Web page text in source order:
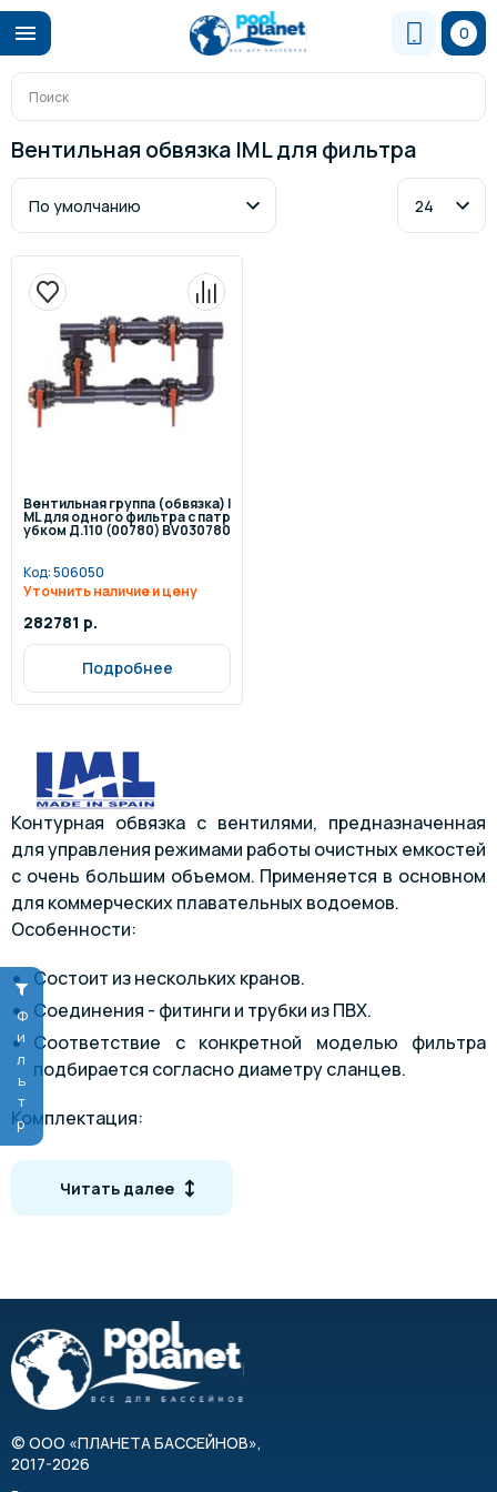
0
Фильтр
Вентильная обвязка IML для фильтра
Вентильная группа (обвязка) I
ML для одного фильтра с патр
убком Д.110 (00780) BV030780
Код:506050
Уточнить наличие и цену
282781 р.
Подробнее
Контурная обвязка с вентилями, предназначенная
для управления режимами работы очистных емкостей
с очень большим объемом. Применяется в основном
для коммерческих плавательных водоемов.
Особенности:
Состоит из нескольких кранов.
Соединения - фитинги и трубки из ПВХ.
Соответствие с конкретной моделью фильтра
подбирается согласно диаметру сланцев.
Комплектация:
тройники;
расположение трубок под углом 90о;
труба.
Режимы:
фильтрация,
уплотнение очистных элементов,
Читать далее
© ООО «ПЛАНЕТА БАССЕЙНОВ»,
2017-2026